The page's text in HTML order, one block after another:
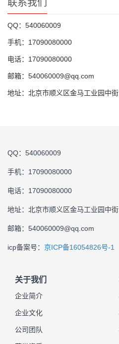
联系我们
QQ：540060009
手机：17090080000
电话：17090080000
邮箱：540060009@qq.com
地址：北京市顺义区金马工业园中
QQ：540060009
手机：17090080000
电话：17090080000
地址：北京市顺义区金马工业园中
邮箱：540060009@qq.com
icp备案号： 京ICP备16054826号-1
关于我们
企业简介
企业文化
公司团队